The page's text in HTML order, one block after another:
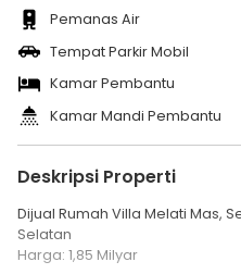
Pemanas Air
Tempat Parkir Mobil
Kamar Pembantu
Kamar Mandi Pembantu
Deskripsi Properti
Dijual Rumah Villa Melati Mas,
Selatan
Harga: 1,85 Milyar